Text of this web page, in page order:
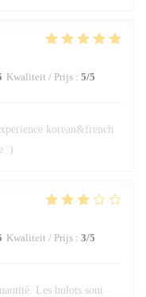
Kwaliteit / Prijs : 5/5
korean&french
:)
Kwaliteit / Prijs : 3/5
Les bulots sont